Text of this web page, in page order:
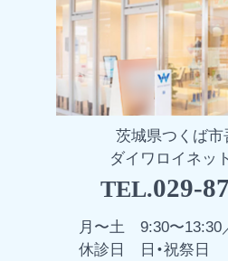
茨城県つくば
ダイワロイネッ
TEL.029-
月〜土
9:30〜13:30
休診日
日・祝祭日